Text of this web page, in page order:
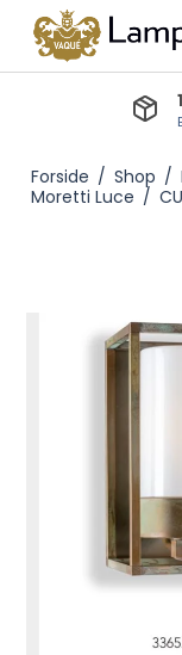
Forside / Shop /
Moretti Luce /